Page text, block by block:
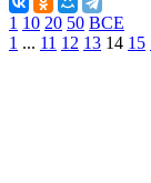
1 10 20 50 ВСЕ
1 ... 11 12 13 14 15